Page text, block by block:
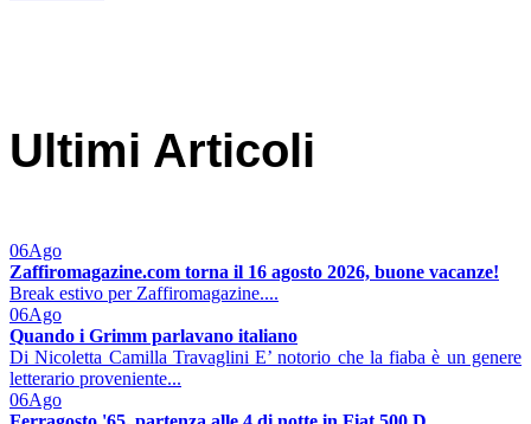
Ultimi Articoli
06Ago
Zaffiromagazine.com torna il 16 agosto 2026, buone vacanze!
Break estivo per Zaffiromagazine....
06Ago
Quando i Grimm parlavano italiano
Di Nicoletta Camilla Travaglini E’ notorio che la fiaba è un genere
letterario proveniente...
06Ago